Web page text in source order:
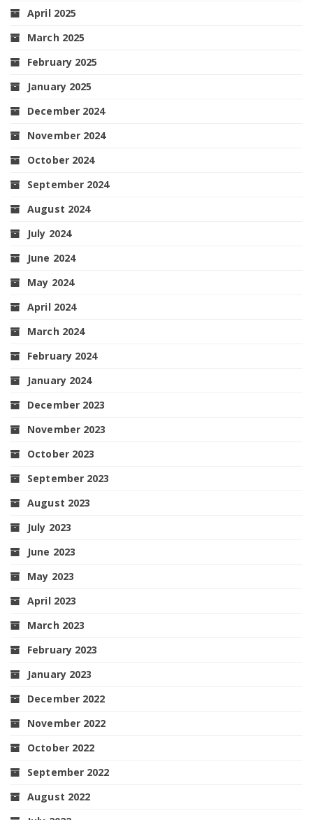
April 2025
March 2025
February 2025
January 2025
December 2024
November 2024
October 2024
September 2024
August 2024
July 2024
June 2024
May 2024
April 2024
March 2024
February 2024
January 2024
December 2023
November 2023
October 2023
September 2023
August 2023
July 2023
June 2023
May 2023
April 2023
March 2023
February 2023
January 2023
December 2022
November 2022
October 2022
September 2022
August 2022